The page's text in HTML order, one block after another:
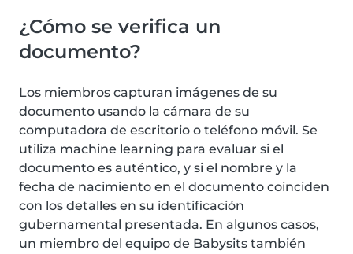
¿Cómo se verifica un
documento?
Los miembros capturan imágenes de su
documento usando la cámara de su
computadora de escritorio o teléfono móvil. Se
utiliza machine learning para evaluar si el
documento es auténtico, y si el nombre y la
fecha de nacimiento en el documento coinciden
con los detalles en su identificación
gubernamental presentada. En algunos casos,
un miembro del equipo de Babysits también